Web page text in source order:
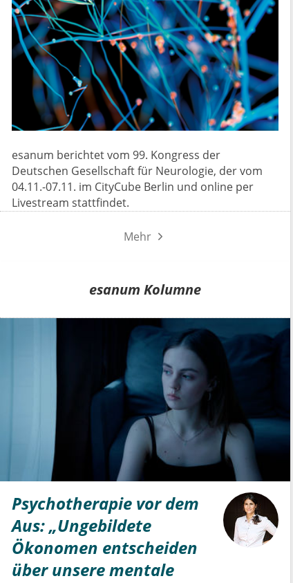
esanum berichtet vom 99. Kongress der
Deutschen Gesellschaft für Neurologie, der vom
04.11.-07.11. im CityCube Berlin und online per
Livestream stattfindet.
Mehr
esanum Kolumne
Psychotherapie vor dem
Aus: „Ungebildete
Ökonomen entscheiden
über unsere mentale